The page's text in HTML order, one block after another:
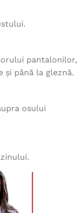
pantalonilor,
până la gleznă.
osului